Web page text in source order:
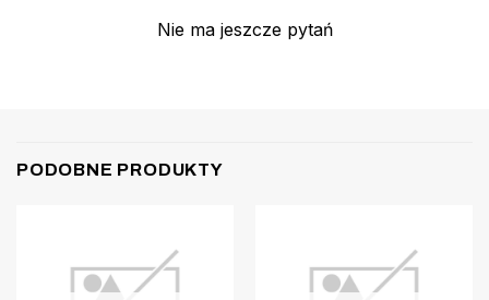
Nie ma jeszcze pytań
PODOBNE PRODUKTY